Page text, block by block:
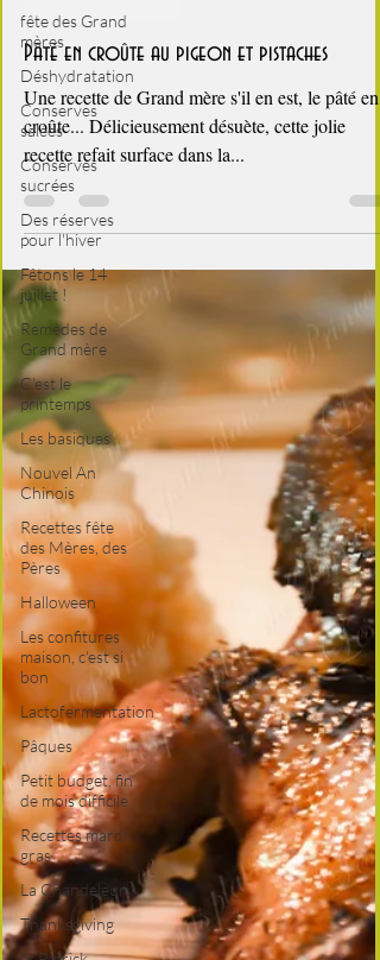
fête des Grand
mères
Déshydratation
Conserves
salées
Conserves
sucrées
Des réserves
pour l'hiver
Fêtons le 14
juillet !
Remèdes de
Grand mère
C'est le
printemps
Les basiques
Nouvel An
Chinois
Recettes fête
des Mères, des
Pères
Halloween
Les confitures
maison, c'est si
bon
Lactofermentation
Pâques
Petit budget, fin
de mois difficile
Recettes mardi
gras
La Chandeleur
Thanksgiving
3 min de lecture
fêtes de fin d'année
Pâté en croûte au pigeon et pistaches
Une recette de Grand mère s'il en est, le pâté en
croûte... Délicieusement désuète, cette jolie